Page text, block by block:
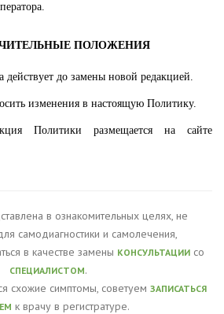
ПОЛОЖЕНИЯ
действует до замены новой редакцией.
изменения в настоящую Политику.
Политики размещается на сайте
в ознакомительных целях, не
самодиагностики и самолечения,
в качестве замены КОНСУЛЬТАЦИИсо
СПЕЦИАЛИСТОМ.
схожие симптомы, советуем ЗАПИСАТЬСЯ
к врачу в регистратуре.